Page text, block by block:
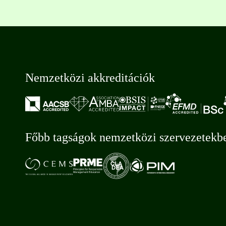
Nemzetközi akkreditációk
Főbb tagságok nemzetközi